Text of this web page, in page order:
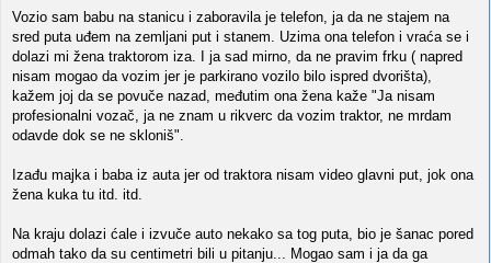
Vozio sam babu na stanicu i zaboravila je telefon, ja da ne stajem na
sred puta uđem na zemljani put i stanem. Uzima ona telefon i vraća se i
dolazi mi žena traktorom iza. I ja sad mirno, da ne pravim frku ( napred
nisam mogao da vozim jer je parkirano vozilo bilo ispred dvorišta),
kažem joj da se povuče nazad, međutim ona žena kaže "Ja nisam
profesionalni vozač, ja ne znam u rikverc da vozim traktor, ne mrdam
odavde dok se ne skloniš".
Izađu majka i baba iz auta jer od traktora nisam video glavni put, jok ona
žena kuka tu itd. itd.
Na kraju dolazi ćale i izvuče auto nekako sa tog puta, bio je šanac pored
odmah tako da su centimetri bili u pitanju... Mogao sam i ja da ga